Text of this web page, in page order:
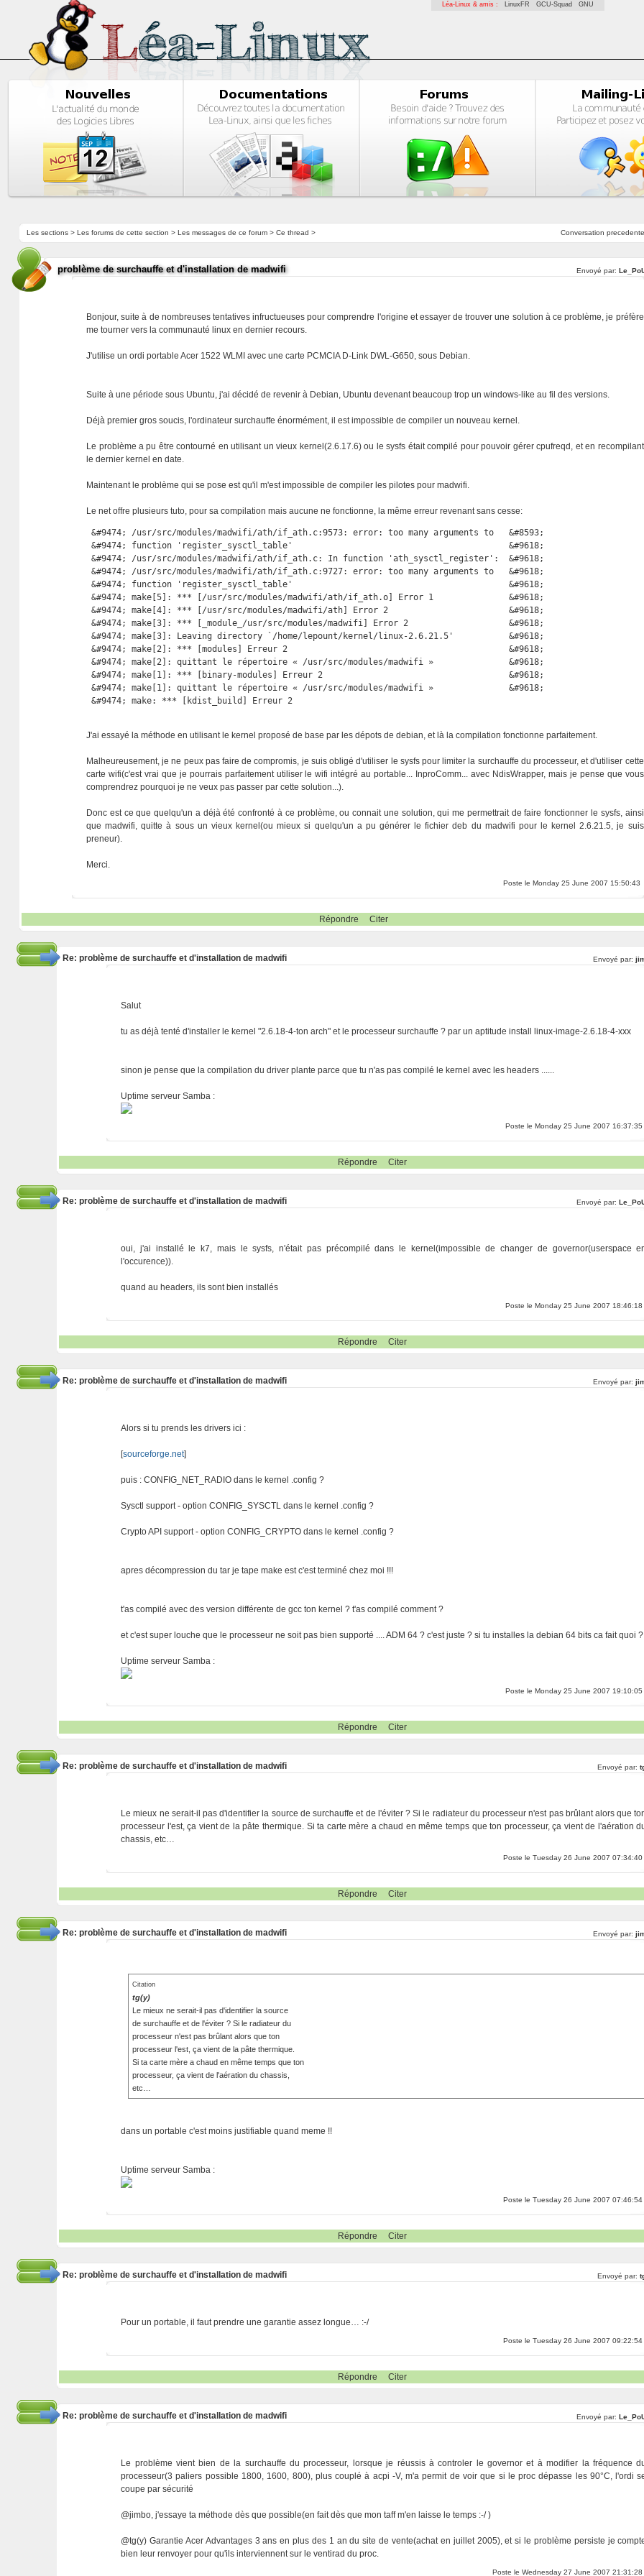
Léa-Linux & amis : LinuxFR GCU-Squad GNU
Conversation precedente
Les sections> Les forums de cette section > Les messages de ce forum> Ce thread >
problème de surchauffe et d'installation de madwifi Envoyé par:
Bonjour, suite à de nombreuses tentatives infructueuses pour comprendre l'origine et essayer de trouver une solution à ce problème, je préfère
me tourner vers la communauté linux en dernier recours.
J'utilise un ordi portable Acer 1522 WLMI avec une carte PCMCIA D-Link DWL-G650, sous Debian.
Suite à une période sous Ubuntu, j'ai décidé de revenir à Debian, Ubuntu devenant beaucoup trop un windows-like au fil des versions.
Déjà premier gros soucis, l'ordinateur surchauffe énormément, il est impossible de compiler un nouveau kernel.
Le problème a pu être contourné en utilisant un vieux kernel(2.6.17.6) ou le sysfs était compilé pour pouvoir gérer cpufreqd, et en recompilant
le dernier kernel en date.
Maintenant le problème qui se pose est qu'il m'est impossible de compiler les pilotes pour madwifi.
Le net offre plusieurs tuto, pour sa compilation mais aucune ne fonctionne, la même erreur revenant sans cesse:
&#9474; /usr/src/modules/madwifi/ath/if_ath.c:9573: error: too many arguments to   &#8593;
&#9474; function 'register_sysctl_table'                                           &#9618;
&#9474; /usr/src/modules/madwifi/ath/if_ath.c: In function 'ath_sysctl_register':  &#9618;
&#9474; /usr/src/modules/madwifi/ath/if_ath.c:9727: error: too many arguments to   &#9618;
&#9474; function 'register_sysctl_table'                                           &#9618;
&#9474; make[5]: *** [/usr/src/modules/madwifi/ath/if_ath.o] Error 1               &#9618;
&#9474; make[4]: *** [/usr/src/modules/madwifi/ath] Error 2                        &#9618;
&#9474; make[3]: *** [_module_/usr/src/modules/madwifi] Error 2                    &#9618;
&#9474; make[3]: Leaving directory `/home/lepount/kernel/linux-2.6.21.5'           &#9618;
&#9474; make[2]: *** [modules] Erreur 2                                            &#9618;
&#9474; make[2]: quittant le répertoire « /usr/src/modules/madwifi »               &#9618;
&#9474; make[1]: *** [binary-modules] Erreur 2                                     &#9618;
&#9474; make[1]: quittant le répertoire « /usr/src/modules/madwifi »               &#9618;
&#9474; make: *** [kdist_build] Erreur 2
J'ai essayé la méthode en utilisant le kernel proposé de base par les dépots de debian, et là la compilation fonctionne parfaitement.
Malheureusement, je ne peux pas faire de compromis, je suis obligé d'utiliser le sysfs pour limiter la surchauffe du processeur, et d'utiliser cette
carte wifi(c'est vrai que je pourrais parfaitement utiliser le wifi intégré au portable... InproComm... avec NdisWrapper, mais je pense que vous
comprendrez pourquoi je ne veux pas passer par cette solution...).
Donc est ce que quelqu'un a déjà été confronté à ce problème, ou connait une solution, qui me permettrait de faire fonctionner le sysfs, ainsi
que madwifi, quitte à sous un vieux kernel(ou mieux si quelqu'un a pu générer le fichier deb du madwifi pour le kernel 2.6.21.5, je suis
preneur).
Merci.
Poste le Monday 25 June 2007 15:50:43
Répondre Citer
Re: problème de surchauffe et d'installation de madwifi Envoyé par:
Salut
tu as déjà tenté d'installer le kernel "2.6.18-4-ton arch" et le processeur surchauffe ? par un aptitude install linux-image-2.6.18-4-xxx
sinon je pense que la compilation du driver plante parce que tu n'as pas compilé le kernel avec les headers ......
Uptime serveur Samba :
Poste le Monday 25 June 2007 16:37:35
Répondre Citer
Re: problème de surchauffe et d'installation de madwifi Envoyé par:
oui, j'ai installé le k7, mais le sysfs, n'était pas précompilé dans le kernel(impossible de changer de governor(userspace
l'occurence)).
quand au headers, ils sont bien installés
Poste le Monday 25 June 2007 18:46:18
Répondre Citer
Re: problème de surchauffe et d'installation de madwifi Envoyé par:
Alors si tu prends les drivers ici :
[sourceforge.net]
puis : CONFIG_NET_RADIO dans le kernel .config ?
Sysctl support - option CONFIG_SYSCTL dans le kernel .config ?
Crypto API support - option CONFIG_CRYPTO dans le kernel .config ?
apres décompression du tar je tape make est c'est terminé chez moi !!!
t'as compilé avec des version différente de gcc ton kernel ? t'as compilé comment ?
et c'est super louche que le processeur ne soit pas bien supporté .... ADM 64 ? c'est juste ? si tu installes la debian 64 bits ca fait quoi ?
Uptime serveur Samba :
Poste le Monday 25 June 2007 19:10:05
Répondre Citer
Re: problème de surchauffe et d'installation de madwifi Envoyé par:
Le mieux ne serait-il pas d'identifier la source de surchauffe et de l'éviter ? Si le radiateur du processeur n'est pas brûlant alors que
processeur l'est, ça vient de la pâte thermique. Si ta carte mère a chaud en même temps que ton processeur, ça vient de l'aération
chassis, etc…
Poste le Tuesday 26 June 2007 07:34:40
Répondre Citer
Re: problème de surchauffe et d'installation de madwifi Envoyé par:
Citation
tg(y)
Le mieux ne serait-il pas d'identifier la source
de surchauffe et de l'éviter ? Si le radiateur du
processeur n'est pas brûlant alors que ton
processeur l'est, ça vient de la pâte thermique.
Si ta carte mère a chaud en même temps que ton
processeur, ça vient de l'aération du chassis,
etc…
dans un portable c'est moins justifiable quand meme !!
Uptime serveur Samba :
Poste le Tuesday 26 June 2007 07:46:54
Répondre Citer
Re: problème de surchauffe et d'installation de madwifi Envoyé par:
Pour un portable, il faut prendre une garantie assez longue… :-/
Poste le Tuesday 26 June 2007 09:22:54
Répondre Citer
Re: problème de surchauffe et d'installation de madwifi Envoyé par:
Le problème vient bien de la surchauffe du processeur, lorsque je réussis à controler le governor et à modifier la fréquence
processeur(3 paliers possible 1800, 1600, 800), plus couplé à acpi -V, m'a permit de voir que si le proc dépasse les 90°C, l'ordi
coupe par sécurité
@jimbo, j'essaye ta méthode dès que possible(en fait dès que mon taff m'en laisse le temps :-/ )
@tg(y) Garantie Acer Advantages 3 ans en plus des 1 an du site de vente(achat en juillet 2005), et si le problème persiste je
bien leur renvoyer pour qu'ils interviennent sur le ventirad du proc.
Poste le Wednesday 27 June 2007 21:31:28